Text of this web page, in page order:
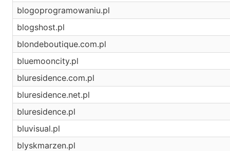
blogoprogramowaniu.pl
blogshost.pl
blondeboutique.com.pl
bluemooncity.pl
bluresidence.com.pl
bluresidence.net.pl
bluresidence.pl
bluvisual.pl
blyskmarzen.pl